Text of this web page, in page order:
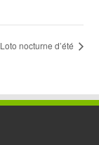
Loto nocturne d’été